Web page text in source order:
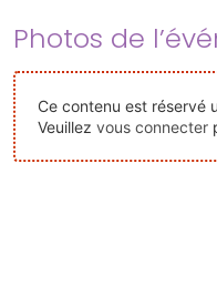
Photos de
Ce contenu est réservé
Veuillez vous connecter